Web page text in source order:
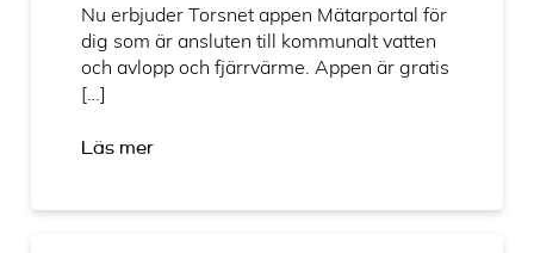
Nu erbjuder Torsnet appen Mätarportal för
dig som är ansluten till kommunalt vatten
och avlopp och fjärrvärme. Appen är gratis
[…]
Läs mer